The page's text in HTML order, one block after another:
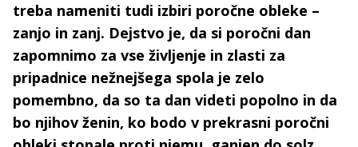
treba nameniti tudi izbiri poročne obleke –
zanjo in zanj. Dejstvo je, da si poročni dan
zapomnimo za vse življenje in zlasti za
pripadnice nežnejšega spola je zelo
pomembno, da so ta dan videti popolno in da
bo njihov ženin, ko bodo v prekrasni poročni